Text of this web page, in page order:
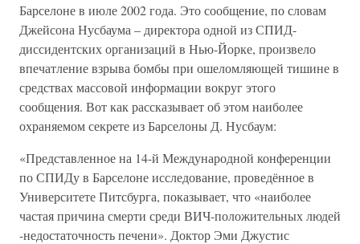
Барселоне в июле 2002 года. Это сообщение, по словам
Джейсона Нусбаума – директора одной из СПИД-
диссидентских организаций в Нью-Йорке, произвело
впечатление взрыва бомбы при ошеломляющей тишине в
средствах массовой информации вокруг этого
сообщения. Вот как рассказывает об этом наиболее
охраняемом секрете из Барселоны Д. Нусбаум:
«Представленное на 14-й Международной конференции
по СПИДу в Барселоне исследование, проведённое в
Университете Питсбурга, показывает, что «наиболее
частая причина смерти среди ВИЧ-положительных людей
-недостаточность печени». Доктор Эми Джустис